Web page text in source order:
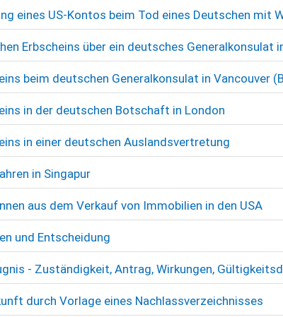
eines US-Kontos beim Tod eines Deutschen mit
Erbscheins über ein deutsches Generalkonsulat
beim deutschen Generalkonsulat in Vancouver
in der deutschen Botschaft in London
in einer deutschen Auslandsvertretung
in Singapur
aus dem Verkauf von Immobilien in den USA
und Entscheidung
- Zuständigkeit, Antrag, Wirkungen,
durch Vorlage eines Nachlassverzeichnisses